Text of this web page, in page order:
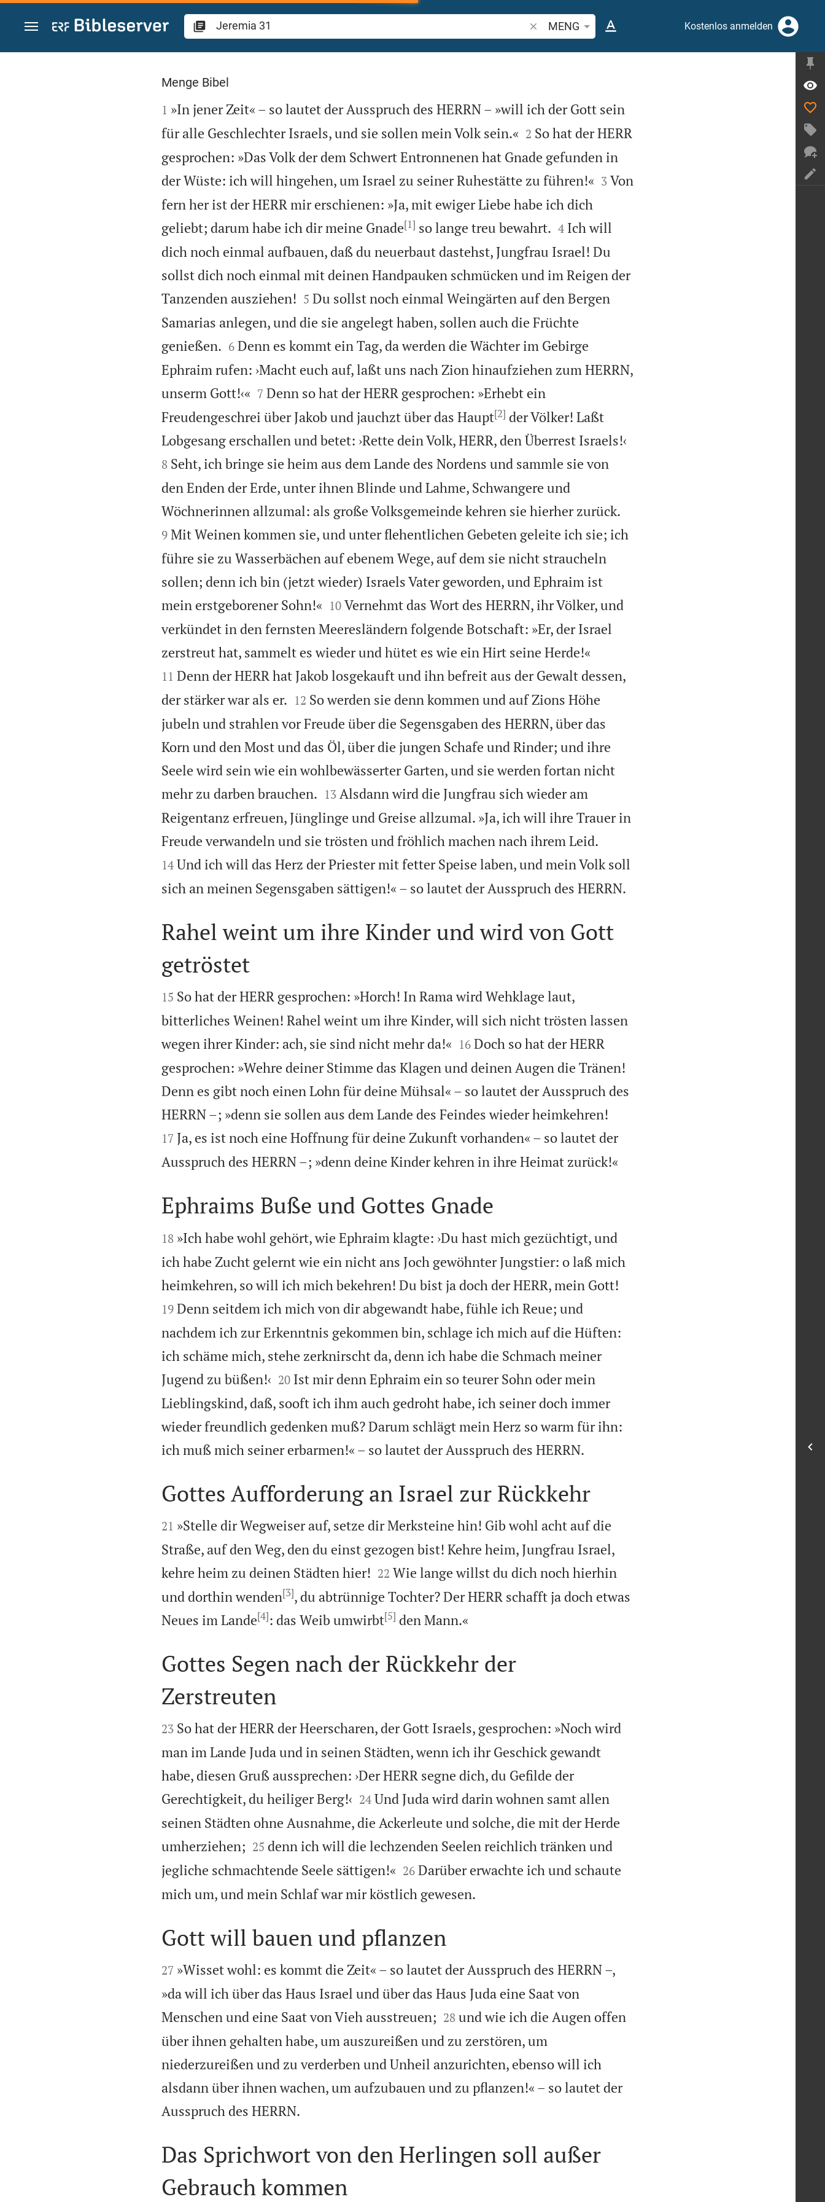
Zum Inhalt springen
Bibelstelle oder Begriff suchen
MENG Kostenlos anmelden
Jeremia 31
Menge Bibel

1 »In jener Zeit« – so lautet der Ausspruch des HERRN – »will ich der Gott sein
für alle Geschlechter Israels, und sie sollen mein Volk sein.«
2 So hat der HERR
gesprochen: »Das Volk der dem Schwert Entronnenen hat Gnade gefunden in
der Wüste: ich will hingehen, um Israel zu seiner Ruhestätte zu führen!«
3 Von
fern her ist der HERR mir erschienen: »Ja, mit ewiger Liebe habe ich dich
geliebt; darum habe ich dir meine Gnade[1] so lange treu bewahrt.
4 Ich will
dich noch einmal aufbauen, daß du neuerbaut dastehst, Jungfrau Israel! Du
sollst dich noch einmal mit deinen Handpauken schmücken und im Reigen der
Tanzenden ausziehen!
5 Du sollst noch einmal Weingärten auf den Bergen
Samarias anlegen, und die sie angelegt haben, sollen auch die Früchte
genießen.
6 Denn es kommt ein Tag, da werden die Wächter im Gebirge
Ephraim rufen: ›Macht euch auf, laßt uns nach Zion hinaufziehen zum HERRN,
unserm Gott!‹«
7 Denn so hat der HERR gesprochen: »Erhebt ein
Freudengeschrei über Jakob und jauchzt über das Haupt[2] der Völker! Laßt
Lobgesang erschallen und betet: ›Rette dein Volk, HERR, den Überrest Israels!‹
8 Seht, ich bringe sie heim aus dem Lande des Nordens und sammle sie von
den Enden der Erde, unter ihnen Blinde und Lahme, Schwangere und
Wöchnerinnen allzumal: als große Volksgemeinde kehren sie hierher zurück.
9 Mit Weinen kommen sie, und unter flehentlichen Gebeten geleite ich sie; ich
führe sie zu Wasserbächen auf ebenem Wege, auf dem sie nicht straucheln
sollen; denn ich bin (jetzt wieder) Israels Vater geworden, und Ephraim ist
mein erstgeborener Sohn!«
10 Vernehmt das Wort des HERRN, ihr Völker, und
verkündet in den fernsten Meeresländern folgende Botschaft: »Er, der Israel
zerstreut hat, sammelt es wieder und hütet es wie ein Hirt seine Herde!«
11 Denn der HERR hat Jakob losgekauft und ihn befreit aus der Gewalt dessen,
der stärker war als er.
12 So werden sie denn kommen und auf Zions Höhe
jubeln und strahlen vor Freude über die Segensgaben des HERRN, über das
Korn und den Most und das Öl, über die jungen Schafe und Rinder; und ihre
Seele wird sein wie ein wohlbewässerter Garten, und sie werden fortan nicht
mehr zu darben brauchen.
13 Alsdann wird die Jungfrau sich wieder am
Reigentanz erfreuen, Jünglinge und Greise allzumal. »Ja, ich will ihre Trauer in
Freude verwandeln und sie trösten und fröhlich machen nach ihrem Leid.
14 Und ich will das Herz der Priester mit fetter Speise laben, und mein Volk soll
sich an meinen Segensgaben sättigen!« – so lautet der Ausspruch des HERRN.

Rahel weint um ihre Kinder und wird von Gott
getröstet

15 So hat der HERR gesprochen: »Horch! In Rama wird Wehklage laut,
bitterliches Weinen! Rahel weint um ihre Kinder, will sich nicht trösten lassen
wegen ihrer Kinder: ach, sie sind nicht mehr da!«
16 Doch so hat der HERR
gesprochen: »Wehre deiner Stimme das Klagen und deinen Augen die Tränen!
Denn es gibt noch einen Lohn für deine Mühsal« – so lautet der Ausspruch des
HERRN –; »denn sie sollen aus dem Lande des Feindes wieder heimkehren!
17 Ja, es ist noch eine Hoffnung für deine Zukunft vorhanden« – so lautet der
Ausspruch des HERRN –; »denn deine Kinder kehren in ihre Heimat zurück!«

Ephraims Buße und Gottes Gnade

18 »Ich habe wohl gehört, wie Ephraim klagte: ›Du hast mich gezüchtigt, und
ich habe Zucht gelernt wie ein nicht ans Joch gewöhnter Jungstier: o laß mich
heimkehren, so will ich mich bekehren! Du bist ja doch der HERR, mein Gott!
19 Denn seitdem ich mich von dir abgewandt habe, fühle ich Reue; und
nachdem ich zur Erkenntnis gekommen bin, schlage ich mich auf die Hüften:
ich schäme mich, stehe zerknirscht da, denn ich habe die Schmach meiner
Jugend zu büßen!‹
20 Ist mir denn Ephraim ein so teurer Sohn oder mein
Lieblingskind, daß, sooft ich ihm auch gedroht habe, ich seiner doch immer
wieder freundlich gedenken muß? Darum schlägt mein Herz so warm für ihn:
ich muß mich seiner erbarmen!« – so lautet der Ausspruch des HERRN.

Gottes Aufforderung an Israel zur Rückkehr

21 »Stelle dir Wegweiser auf, setze dir Merksteine hin! Gib wohl acht auf die
Straße, auf den Weg, den du einst gezogen bist! Kehre heim, Jungfrau Israel,
kehre heim zu deinen Städten hier!
22 Wie lange willst du dich noch hierhin
und dorthin wenden[3], du abtrünnige Tochter? Der HERR schafft ja doch etwas
Neues im Lande[4]: das Weib umwirbt[5] den Mann.«

Gottes Segen nach der Rückkehr der
Zerstreuten

23 So hat der HERR der Heerscharen, der Gott Israels, gesprochen: »Noch wird
man im Lande Juda und in seinen Städten, wenn ich ihr Geschick gewandt
habe, diesen Gruß aussprechen: ›Der HERR segne dich, du Gefilde der
Gerechtigkeit, du heiliger Berg!‹
24 Und Juda wird darin wohnen samt allen
seinen Städten ohne Ausnahme, die Ackerleute und solche, die mit der Herde
umherziehen;
25 denn ich will die lechzenden Seelen reichlich tränken und
jegliche schmachtende Seele sättigen!«
26 Darüber erwachte ich und schaute
mich um, und mein Schlaf war mir köstlich gewesen.

Gott will bauen und pflanzen

27 »Wisset wohl: es kommt die Zeit« – so lautet der Ausspruch des HERRN –,
»da will ich über das Haus Israel und über das Haus Juda eine Saat von
Menschen und eine Saat von Vieh ausstreuen;
28 und wie ich die Augen offen
über ihnen gehalten habe, um auszureißen und zu zerstören, um
niederzureißen und zu verderben und Unheil anzurichten, ebenso will ich
alsdann über ihnen wachen, um aufzubauen und zu pflanzen!« – so lautet der
Ausspruch des HERRN.
Das Sprichwort von den Herlingen soll außer
Gebrauch kommen